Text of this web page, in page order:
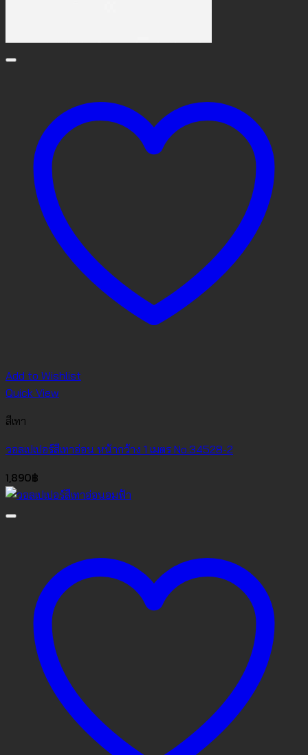
Add to Wishlist
Quick View
สีเทา
วอลเปเปอร์สีเทาอ่อน หน้ากว้าง 1 เมตร No.34528-2
1,890฿